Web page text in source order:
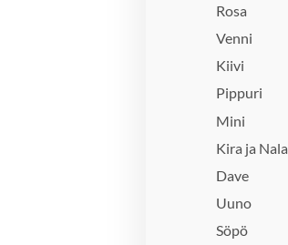
Rosa
Venni
Kiivi
Pippuri
Mini
Kira ja Nala
Dave
Uuno
Söpö